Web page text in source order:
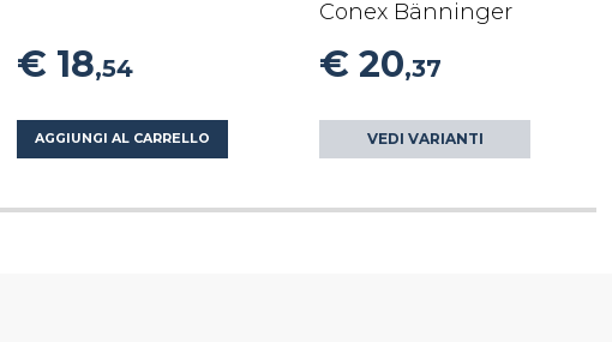
€ 18,54
AGGIUNGI AL CARRELLO
Conex Bänninger
€ 20,37
VEDI VARIANTI